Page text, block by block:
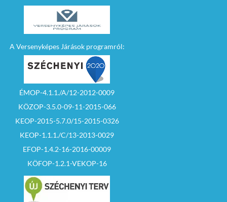
A Versenyképes Járások programról:
ÉMOP-4.1.1./A/12-2012-0009
KÖZOP-3.5.0-09-11-2015-066
KEOP-2015-5.7.0/15-2015-0326
KEOP-1.1.1./C/13-2013-0029
EFOP-1.4.2-16-2016-00009
KÖFOP-1.2.1-VEKOP-16